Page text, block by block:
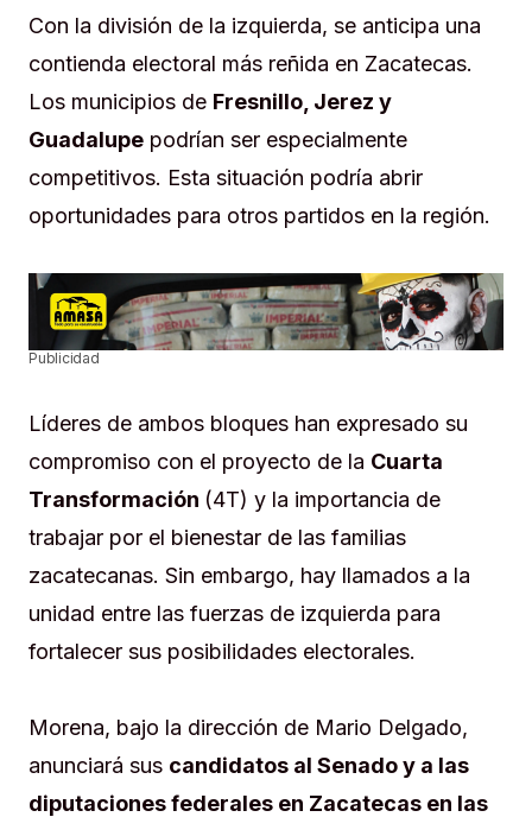
Con la división de la izquierda, se anticipa una
contienda electoral más reñida en Zacatecas.
Los municipios de Fresnillo, Jerez y
Guadalupe podrían ser especialmente
competitivos. Esta situación podría abrir
oportunidades para otros partidos en la región.
Publicidad
Líderes de ambos bloques han expresado su
compromiso con el proyecto de la Cuarta
Transformación (4T) y la importancia de
trabajar por el bienestar de las familias
zacatecanas. Sin embargo, hay llamados a la
unidad entre las fuerzas de izquierda para
fortalecer sus posibilidades electorales.
Morena, bajo la dirección de Mario Delgado,
anunciará sus candidatos al Senado y a las
diputaciones federales en Zacatecas en las